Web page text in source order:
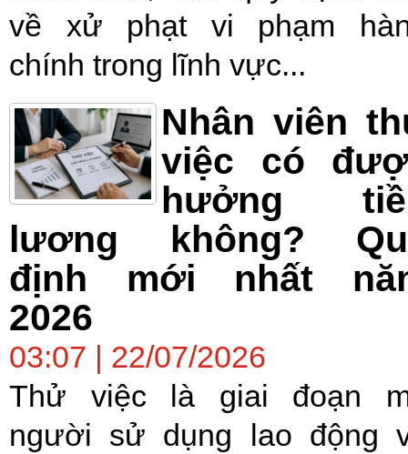
về xử phạt vi phạm
chính trong lĩnh vực...
Nhân viên
việc có
hưởng
lương không?
định mới nhất
2026
03:07 | 22/07/2026
Thử việc là giai đoạn
người sử dụng lao động